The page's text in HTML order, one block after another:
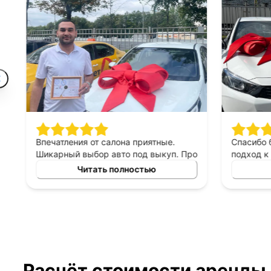
Впечатления от салона приятные.
Шикарный выбор авто под выкуп. Про
персонал могу сказать только
хорошее, приятны в общении,
терпеливые, помогают сделать
Читать полностью
Спасибо
подход
выборе
выкуп,
который